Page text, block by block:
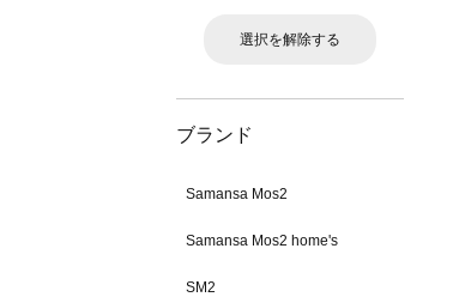
選択を解除する
ブランド
Samansa Mos2
Samansa Mos2 home's
SM2